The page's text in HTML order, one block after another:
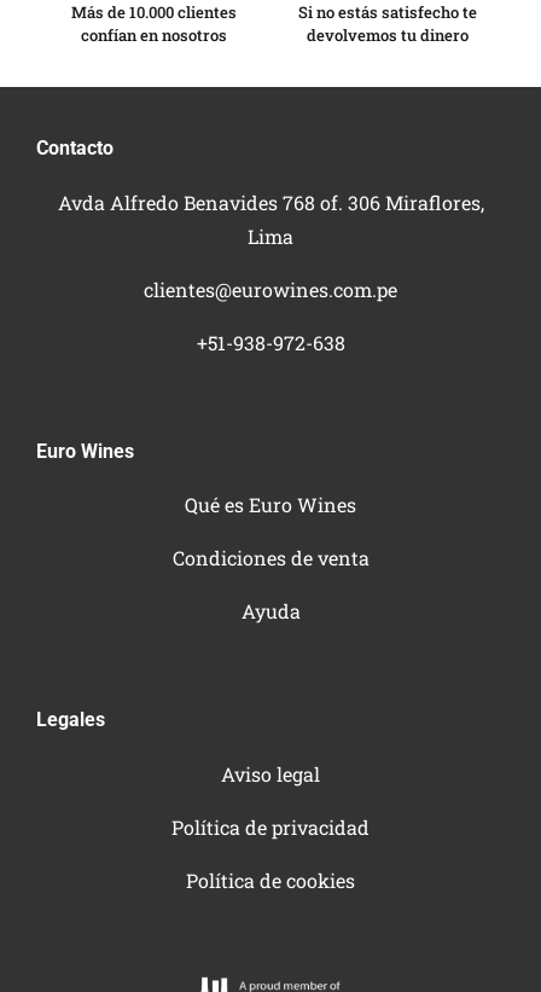
Más de 10.000 clientes
confían en nosotros
Si no estás satisfecho te
devolvemos tu dinero
Contacto
Avda Alfredo Benavides 768 of. 306 Miraflores,
Lima
clientes@eurowines.com.pe
+51-938-972-638
Euro Wines
Qué es Euro Wines
Condiciones de venta
Ayuda
Legales
Aviso legal
Política de privacidad
Política de cookies